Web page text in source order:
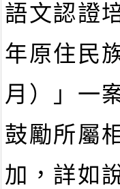
語文認證
年原住民
月）」一
鼓勵所屬
加，詳如